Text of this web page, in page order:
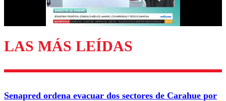
LAS MÁS LEÍDAS
Senapred ordena evacuar dos sectores de Carahue por